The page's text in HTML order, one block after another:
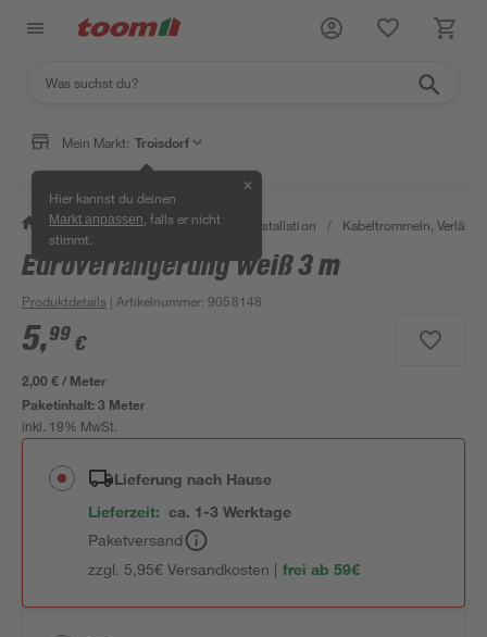
Mein Markt: Troisdorf
Hier kannst du deinen
Markt anpassen , falls er nicht
stimmt.
✕
/ Bauen & Renovieren / Elektroinstallation / Kabeltrommeln,
Euroverlängerung weiß 3 m
Produktdetails | Artikelnummer:9058148
5,99 €
2,00 € / Meter
Paketinhalt:3 Meter
inkl. 19% MwSt.
Lieferung nach Hause
Lieferzeit: ca. 1-3 Werktage
Paketversand
zzgl. 5,95€ Versandkosten | frei ab 59€